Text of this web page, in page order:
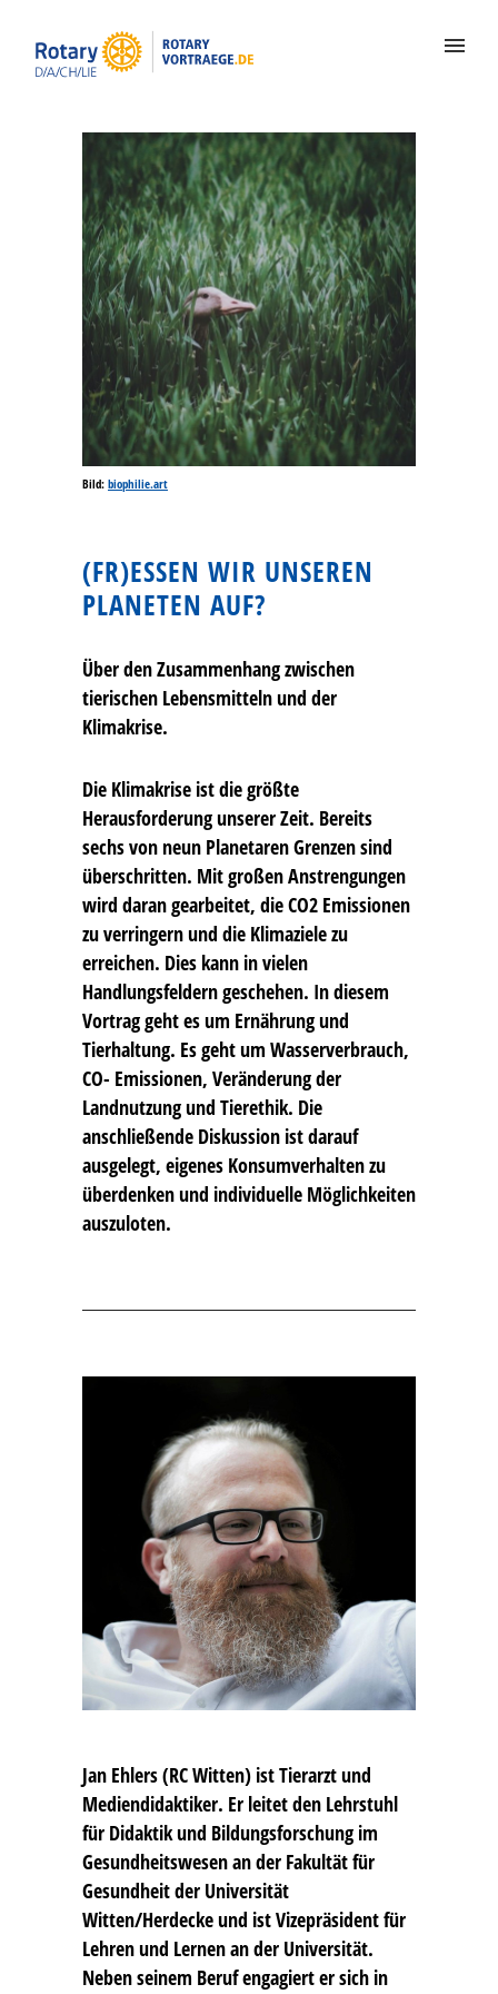
(FR)ESSEN WIR UNSEREN
PLANETEN AUF?
Über den Zusammenhang zwischen
tierischen Lebensmitteln und der
Klimakrise.
Die Klimakrise ist die größte
Herausforderung unserer Zeit. Bereits
sechs von neun Planetaren Grenzen sind
überschritten. Mit großen Anstrengungen
wird daran gearbeitet, die CO2 Emissionen
zu verringern und die Klimaziele zu
erreichen. Dies kann in vielen
Handlungsfeldern geschehen. In diesem
Vortrag geht es um Ernährung und
Tierhaltung. Es geht um Wasserverbrauch,
CO- Emissionen, Veränderung der
Landnutzung und Tierethik. Die
anschließende Diskussion ist darauf
ausgelegt, eigenes Konsumverhalten zu
überdenken und individuelle Möglichkeiten
auszuloten.
Bild: biophilie.art
Jan Ehlers(RC Witten) ist Tierarzt und
Mediendidaktiker. Er leitet den Lehrstuhl
für Didaktik und Bildungsforschung im
Gesundheitswesen an der Fakultät für
Gesundheit der Universität
Witten/Herdecke und ist Vizepräsident für
Lehren und Lernen an der Universität.
Neben seinem Beruf engagiert er sich in